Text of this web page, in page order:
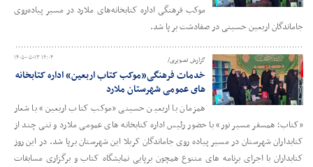
موکب فرهنگی اداره کتابخانه‌های ملارد در مسیر پیاده‌روی
جاماندگان اربعین حسینی در صفادشت بر پا شد.
۱۴۰۵-۰۵-۱۳ ۱۶:۰۴ گزارش تصویری/
خدمات فرهنگی«موکب کتاب اربعین» اداره کتابخانه
های عمومی شهرستان ملارد
همزمان با اربعین حسینی «موکب کتاب اربعین» با شعار
«کتاب؛ همسفر مسیر نور» با حضور رئیس اداره کتابخانه های عمومی ملارد و تنی چند از
کتابداران شهرستان در مسیر پیاده روی جاماندگان کربلا این شهرستان برپا شد. در این روز
کتابداران با اجرای برنامه های متنوع همچون برپایی نمایشگاه کتاب و برگزاری مسابقات